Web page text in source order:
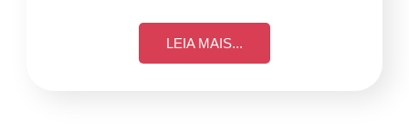
LEIA MAIS...